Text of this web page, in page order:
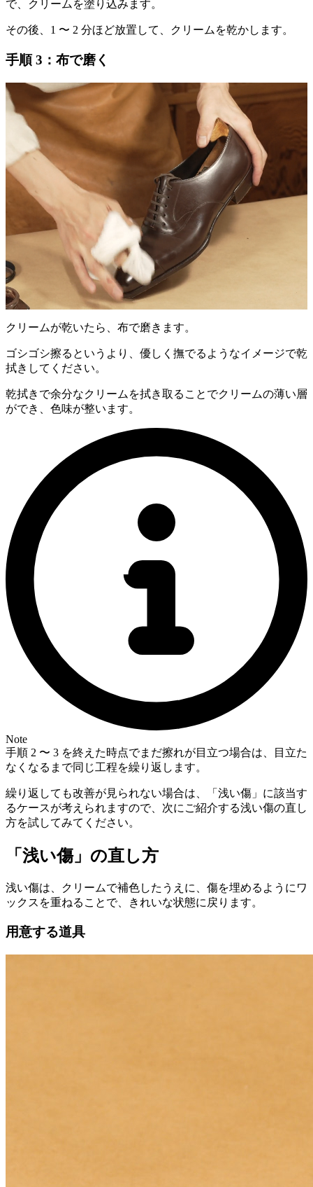
で、クリームを塗り込みます。
その後、1 〜 2 分ほど放置して、クリームを乾かします。
手順 3：布で磨く
クリームが乾いたら、布で磨きます。
ゴシゴシ擦るというより、優しく撫でるようなイメージで乾
拭きしてください。
乾拭きで余分なクリームを拭き取ることでクリームの薄い層
ができ、色味が整います。
Note
手順 2 〜 3 を終えた時点でまだ擦れが目立つ場合は、目立た
なくなるまで同じ工程を繰り返します。
繰り返しても改善が見られない場合は、「浅い傷」に該当す
るケースが考えられますので、次にご紹介する浅い傷の直し
方を試してみてください。
「浅い傷」の直し方
浅い傷は、クリームで補色したうえに、傷を埋めるようにワ
ックスを重ねることで、きれいな状態に戻ります。
用意する道具